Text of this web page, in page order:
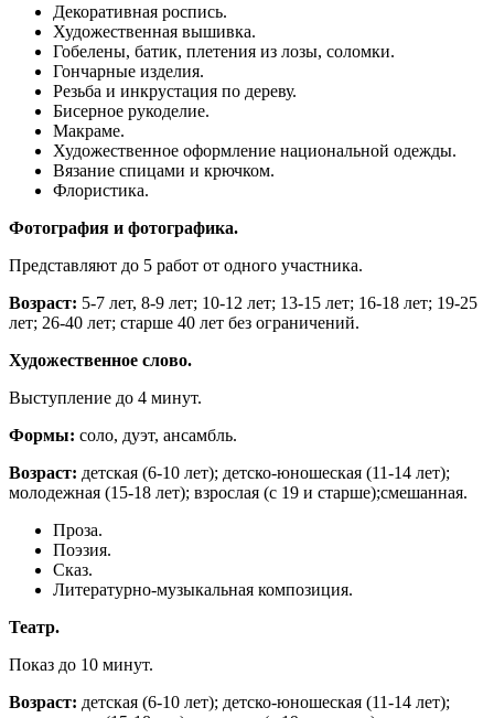
Декоративная роспись.
Художественная вышивка.
Гобелены, батик, плетения из лозы, соломки.
Гончарные изделия.
Резьба и инкрустация по дереву.
Бисерное рукоделие.
Макраме.
Художественное оформление национальной одежды.
Вязание спицами и крючком.
Флористика.
Фотография и фотографика.
Представляют до 5 работ от одного участника.
Возраст: 5-7 лет, 8-9 лет; 10-12 лет; 13-15 лет; 16-18 лет; 19-25
лет; 26-40 лет; старше 40 лет без ограничений.
Художественное слово.
Выступление до 4 минут.
Формы: соло, дуэт, ансамбль.
Возраст: детская (6-10 лет); детско-юношеская (11-14 лет);
молодежная (15-18 лет); взрослая (с 19 и старше);смешанная.
Проза.
Поэзия.
Сказ.
Литературно-музыкальная композиция.
Театр.
Показ до 10 минут.
Возраст: детская (6-10 лет); детско-юношеская (11-14 лет);